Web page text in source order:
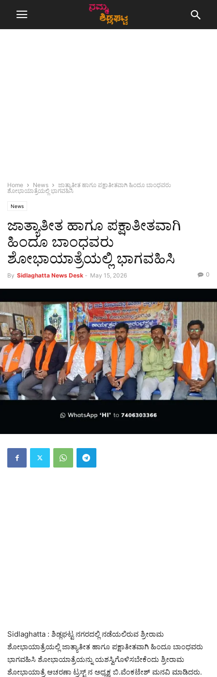
Home News
ಜಾತ್ಯಾತೀತ ಹಾಗೂ ಪಕ್ಷಾತೀತವಾಗಿ ಹಿಂದೂ ಬಾಂಧವರು
ಶೋಭಾಯಾತ್ರೆಯಲ್ಲಿ ಭಾಗವಹಿಸಿ
News
ಜಾತ್ಯಾತೀತ ಹಾಗೂ ಪಕ್ಷಾತೀತವಾಗಿ
ಹಿಂದೂ ಬಾಂಧವರು
ಶೋಭಾಯಾತ್ರೆಯಲ್ಲಿ ಭಾಗವಹಿಸಿ
By Sidlaghatta News Desk - May 15, 2026 0
Sidlaghatta : ಶಿಡ್ಲಘಟ್ಟ ನಗರದಲ್ಲಿ ನಡೆಯಲಿರುವ ಶ್ರೀರಾಮ
ಶೋಭಾಯಾತ್ರೆಯಲ್ಲಿ ಜಾತ್ಯಾತೀತ ಹಾಗೂ ಪಕ್ಷಾತೀತವಾಗಿ ಹಿಂದೂ ಬಾಂಧವರು
ಭಾಗವಹಿಸಿ ಶೋಭಾಯಾತ್ರೆಯನ್ನು ಯಶಸ್ವಿಗೊಳಿಸಬೇಕೆಂದು ಶ್ರೀರಾಮ
ಶೋಭಾಯಾತ್ರೆ ಆಚರಣಾ ಟ್ರಸ್ಟ್‌ ನ ಅಧ್ಯಕ್ಷ ಬಿ.ವೆಂಕಟೇಶ್ ಮನವಿ ಮಾಡಿದರು.